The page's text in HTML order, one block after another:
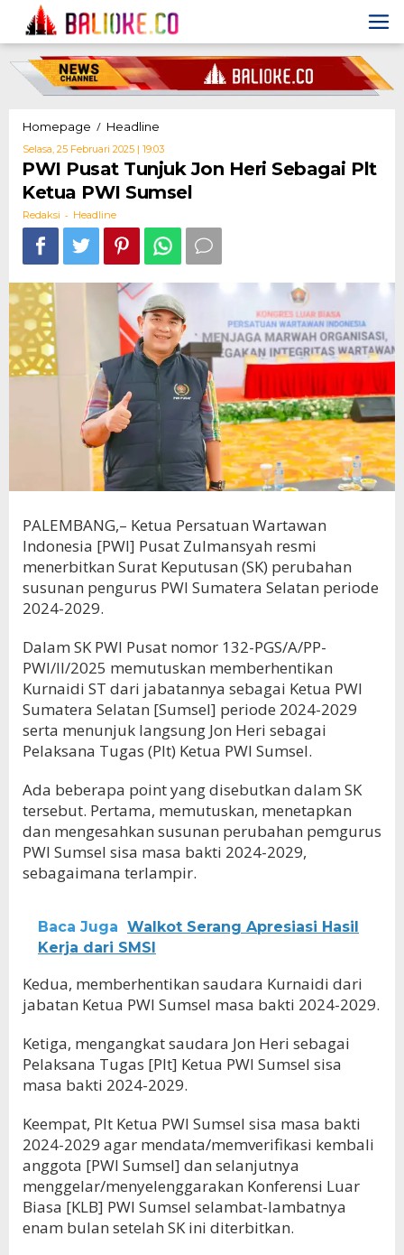
content
Homepage / Headline
Pusat
Tunjuk
Jon
Heri
Ketua
PWI
Selasa, 25 Februari 2025 | 19:03Oleh
Redaksi
PWI Pusat Tunjuk Jon Heri Sebagai Plt
Ketua PWI Sumsel
Redaksi - Headline
PALEMBANG,– Ketua Persatuan Wartawan
Indonesia [PWI] Pusat Zulmansyah resmi
menerbitkan Surat Keputusan (SK) perubahan
susunan pengurus PWI Sumatera Selatan periode
2024-2029.
Dalam SK PWI Pusat nomor 132-PGS/A/PP-
PWI/II/2025 memutuskan memberhentikan
Kurnaidi ST dari jabatannya sebagai Ketua PWI
Sumatera Selatan [Sumsel] periode 2024-2029
serta menunjuk langsung Jon Heri sebagai
Pelaksana Tugas (Plt) Ketua PWI Sumsel.
Ada beberapa point yang disebutkan dalam SK
tersebut. Pertama, memutuskan, menetapkan
dan mengesahkan susunan perubahan pemgurus
PWI Sumsel sisa masa bakti 2024-2029,
sebagaimana terlampir.
Baca Juga Walkot Serang Apresiasi Hasil
Kerja dari SMSI
Kedua, memberhentikan saudara Kurnaidi dari
jabatan Ketua PWI Sumsel masa bakti 2024-2029.
Ketiga, mengangkat saudara Jon Heri sebagai
Pelaksana Tugas [Plt] Ketua PWI Sumsel sisa
masa bakti 2024-2029.
Keempat, Plt Ketua PWI Sumsel sisa masa bakti
2024-2029 agar mendata/memverifikasi kembali
anggota [PWI Sumsel] dan selanjutnya
menggelar/menyelenggarakan Konferensi Luar
Biasa [KLB] PWI Sumsel selambat-lambatnya
enam bulan setelah SK ini diterbitkan.